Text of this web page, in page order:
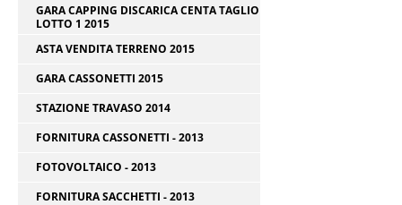
GARA CAPPING DISCARICA CENTA TAGLIO
LOTTO 1 2015
ASTA VENDITA TERRENO 2015
GARA CASSONETTI 2015
STAZIONE TRAVASO 2014
FORNITURA CASSONETTI - 2013
FOTOVOLTAICO - 2013
FORNITURA SACCHETTI - 2013